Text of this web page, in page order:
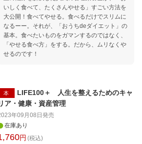
いしく食べて、たくさんやせる」すごい方法を
大公開！食べてやせる。食べるだけでスリムに
なるーー。それが、「おうちdeダイエット」の
基本。食べたいものをガマンするのではなく、
「やせる食べ方」をする。だから、ムリなくや
せるのです！
本
LIFE100＋ 人生を整えるためのキャ
ア・健康・資産管理
年09月08日 発売
在庫あり
円 (税込)